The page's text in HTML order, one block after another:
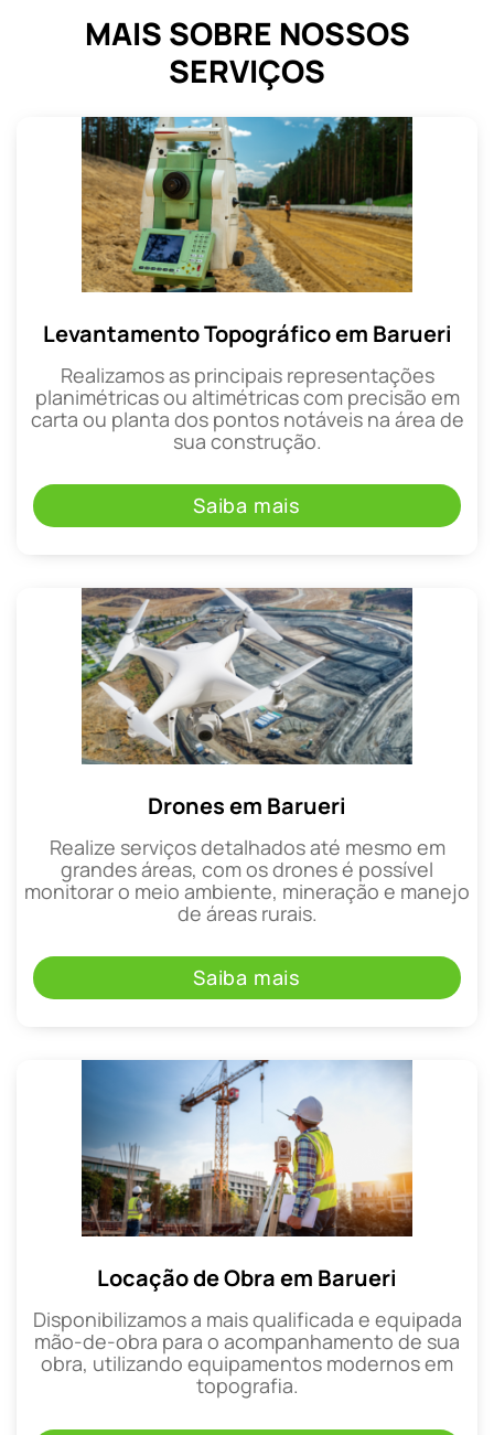
MAIS SOBRE NOSSOS
SERVIÇOS
Levantamento Topográfico em Barueri
Realizamos as principais representações
planimétricas ou altimétricas com precisão em
carta ou planta dos pontos notáveis na área de
sua construção.
Saiba mais
Drones em Barueri
Realize serviços detalhados até mesmo em
grandes áreas, com os drones é possível
monitorar o meio ambiente, mineração e manejo
de áreas rurais.
Saiba mais
Locação de Obra em Barueri
Disponibilizamos a mais qualificada e equipada
mão-de-obra para o acompanhamento de sua
obra, utilizando equipamentos modernos em
topografia.